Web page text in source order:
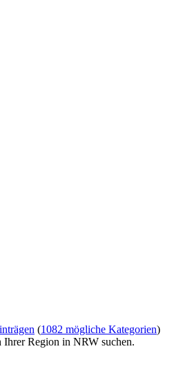
(1082 mögliche Kategorien)
Ihrer Region in NRW suchen.